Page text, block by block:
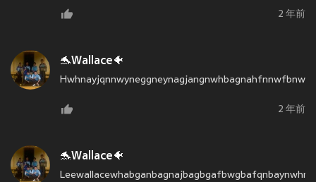
2 年前
🐬Wallace🐠
2 年前
🐬Wallace🐠